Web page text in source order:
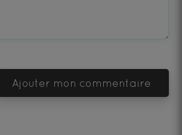
Ajouter mon commentaire